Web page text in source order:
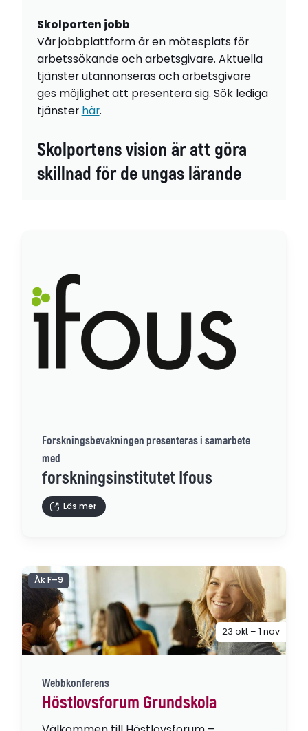
Skolporten jobb
Vår jobbplattform är en mötesplats för
arbetssökande och arbetsgivare. Aktuella
tjänster utannonseras och arbetsgivare
ges möjlighet att presentera sig. Sök lediga
tjänster här.
Skolportens vision är att göra
skillnad för de ungas lärande
Forskningsbevakningen presenteras i samarbete
med
forskningsinstitutet Ifous
Läs mer
Webbkonferens
Höstlovsforum Grundskola
Åk F–9
23 okt – 1 nov